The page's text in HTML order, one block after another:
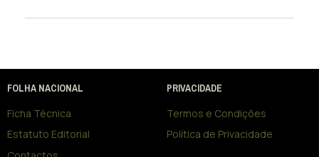
FOLHA NACIONAL
Ficha Técnica
Estatuto Editorial
PRIVACIDADE
Termos e Condições
Política de Privacidade